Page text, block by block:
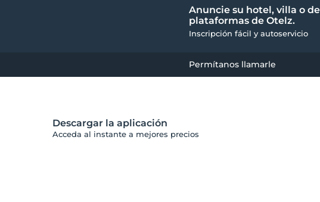
Anuncie su hotel, villa o
plataformas de Otelz.
Inscripción fácil y autoservicio
Permítanos llamarle
Descargar la aplicación
Acceda al instante a mejores precios